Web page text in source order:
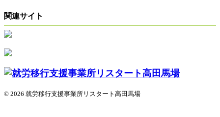
関連サイト
© 2026 就労移行支援事業所リスタート高田馬場